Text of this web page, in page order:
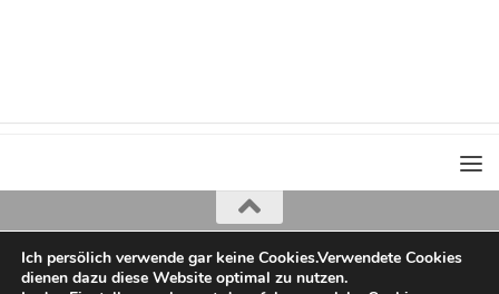
Iris Greiner
copyright 2022
Ich persölich verwende gar keine Cookies.Verwendete Cookies
dienen dazu diese Website optimal zu nutzen.